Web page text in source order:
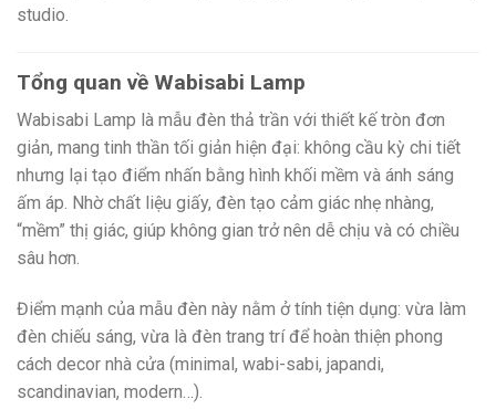
studio.
Tổng quan về Wabisabi Lamp
Wabisabi Lamp là mẫu đèn thả trần với thiết kế tròn đơn
giản, mang tinh thần tối giản hiện đại: không cầu kỳ chi tiết
nhưng lại tạo điểm nhấn bằng hình khối mềm và ánh sáng
ấm áp. Nhờ chất liệu giấy, đèn tạo cảm giác nhẹ nhàng,
“mềm” thị giác, giúp không gian trở nên dễ chịu và có chiều
sâu hơn.
Điểm mạnh của mẫu đèn này nằm ở tính tiện dụng: vừa làm
đèn chiếu sáng, vừa là đèn trang trí để hoàn thiện phong
cách decor nhà cửa (minimal, wabi-sabi, japandi,
scandinavian, modern…).